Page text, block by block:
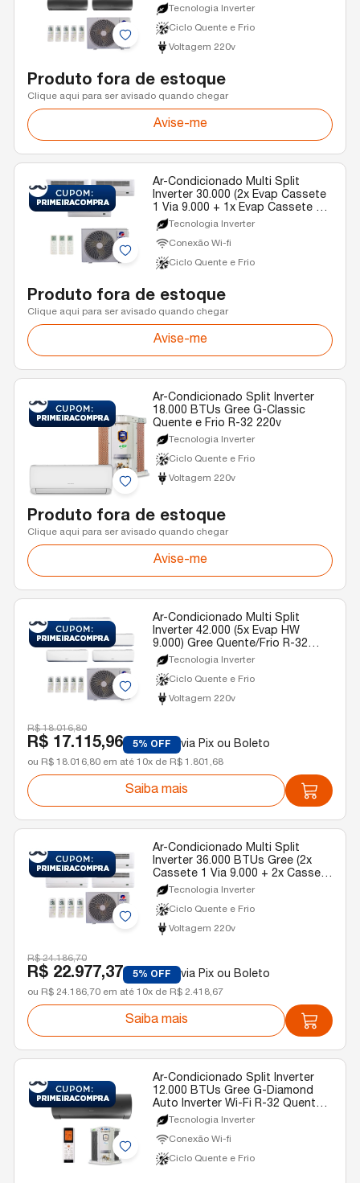
R-32 220v
Tecnologia Inverter
Ciclo Quente e Frio
Voltagem 220v
Produto fora de estoque
Clique aqui para ser avisado quando chegar
Avise-me
Ar-Condicionado Multi Split
Inverter 30.000 (2x Evap Cassete
1 Via 9.000 + 1x Evap Cassete 1
Via 22.000) Gree Quente/Frio R-
32 220v
Tecnologia Inverter
Conexão Wi-fi
Ciclo Quente e Frio
Produto fora de estoque
Clique aqui para ser avisado quando chegar
Avise-me
Ar-Condicionado Split Inverter
18.000 BTUs Gree G-Classic
Quente e Frio R-32 220v
Tecnologia Inverter
Ciclo Quente e Frio
Voltagem 220v
Produto fora de estoque
Clique aqui para ser avisado quando chegar
Avise-me
Ar-Condicionado Multi Split
Inverter 42.000 (5x Evap HW
9.000) Gree Quente/Frio R-32
220vTecnologia Inverter
Ciclo Quente e Frio
Voltagem 220v
R$ 18.016,80
R$ 17.115,96 5% OFF via Pix ou Boleto
ou R$ 18.016,80 em até 10x de R$ 1.801,68
Saiba mais
Ar-Condicionado Multi Split
Inverter 36.000 BTUs Gree (2x
Cassete 1 Via 9.000 + 2x Cassete
1 Via 18.000) Gree R-32 Quente e
Frio 220v
Tecnologia Inverter
Ciclo Quente e Frio
Voltagem 220v
R$ 24.186,70
R$ 22.977,37 5% OFF via Pix ou Boleto
ou R$ 24.186,70 em até 10x de R$ 2.418,67
Saiba mais
Ar-Condicionado Split Inverter
12.000 BTUs Gree G-Diamond
Auto Inverter Wi-Fi R-32 Quente e
Frio 220v
Tecnologia Inverter
Conexão Wi-fi
Ciclo Quente e Frio